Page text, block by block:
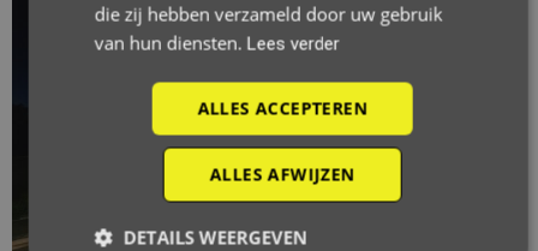
die zij hebben verzameld door uw gebruik
van hun diensten. Lees verder
ALLES ACCEPTEREN
ALLES AFWIJZEN
DETAILS WEERGEVEN